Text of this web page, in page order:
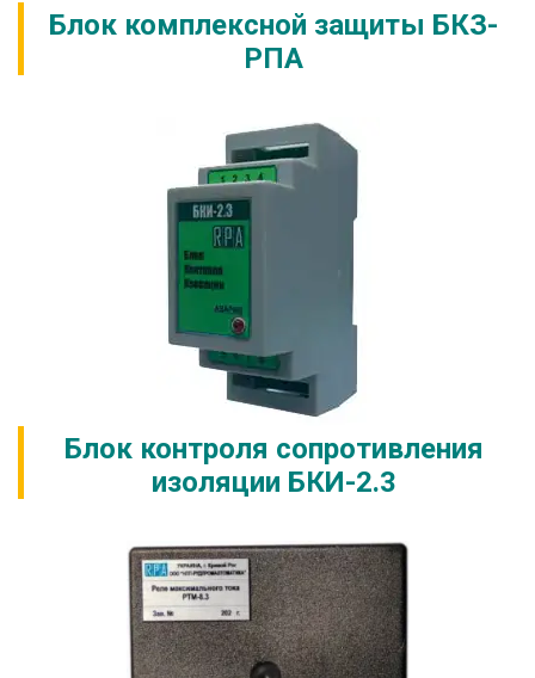
Блок комплексной защиты БКЗ-
РПА
Блок контроля сопротивления
изоляции БКИ-2.3